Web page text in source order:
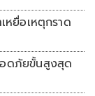
หยื่อเหตุกราด
ดภัยขั้นสูงสุด